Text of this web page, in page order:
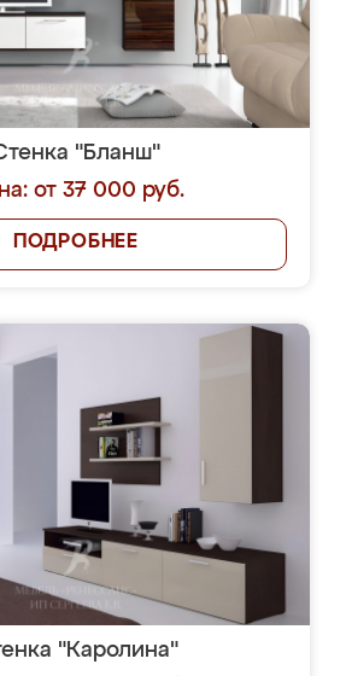
"Бланш"
от 37 000 руб.
ПОДРОБНЕЕ
"Каролина"